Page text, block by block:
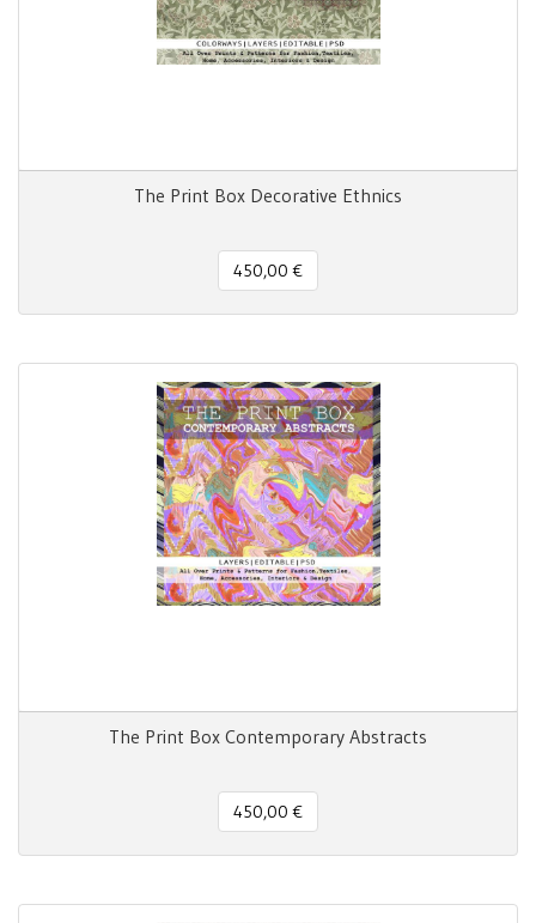
The Print Box Decorative Ethnics
450,00 €
The Print Box Contemporary Abstracts
450,00 €